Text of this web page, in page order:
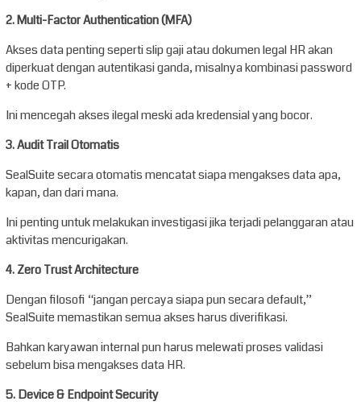
2. Multi-Factor Authentication (MFA)
Akses data penting seperti slip gaji atau dokumen legal HR akan
diperkuat dengan autentikasi ganda, misalnya kombinasi password
+ kode OTP.
Ini mencegah akses ilegal meski ada kredensial yang bocor.
3. Audit Trail Otomatis
SealSuite secara otomatis mencatat siapa mengakses data apa,
kapan, dan dari mana.
Ini penting untuk melakukan investigasi jika terjadi pelanggaran atau
aktivitas mencurigakan.
4. Zero Trust Architecture
Dengan filosofi “jangan percaya siapa pun secara default,”
SealSuite memastikan semua akses harus diverifikasi.
Bahkan karyawan internal pun harus melewati proses validasi
sebelum bisa mengakses data HR.
5. Device & Endpoint Security